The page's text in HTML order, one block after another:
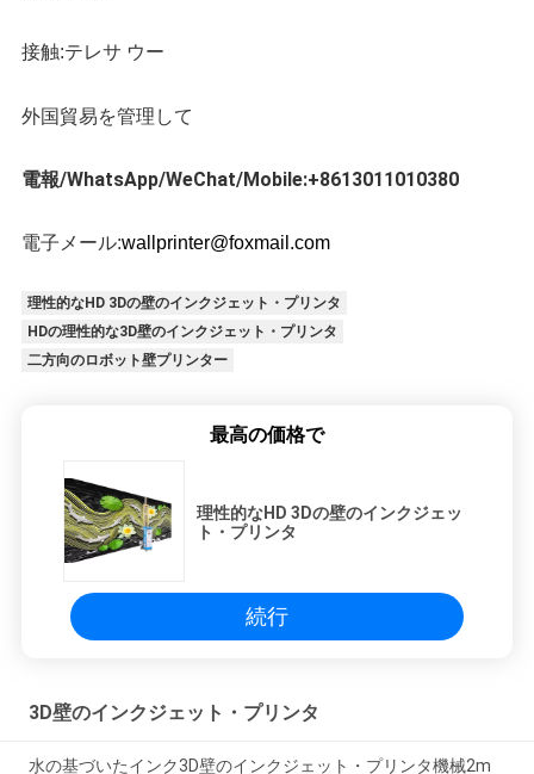
接触:テレサ ウー
外国貿易を管理して
電報/WhatsApp/WeChat/Mobile:+8613011010380
電子メール:wallprinter@foxmail.com
理性的なHD 3Dの壁のインクジェット・プリンタ
HDの理性的な3D壁のインクジェット・プリンタ
二方向のロボット壁プリンター
最高の価格で
理性的なHD 3Dの壁のインクジェッ
ト・プリンタ
続行
3D壁のインクジェット・プリンタ
水の基づいたインク3D壁のインクジェット・プリンタ機械2m